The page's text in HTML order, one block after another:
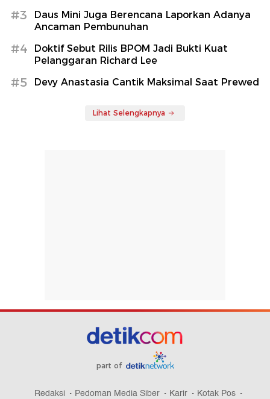
#3
Daus Mini Juga Berencana Laporkan Adanya
Ancaman Pembunuhan
#4
Doktif Sebut Rilis BPOM Jadi Bukti Kuat
Pelanggaran Richard Lee
#5 Devy Anastasia Cantik Maksimal Saat Prewed
Lihat Selengkapnya
part of
Redaksi Pedoman Media Siber Karir Kotak Pos